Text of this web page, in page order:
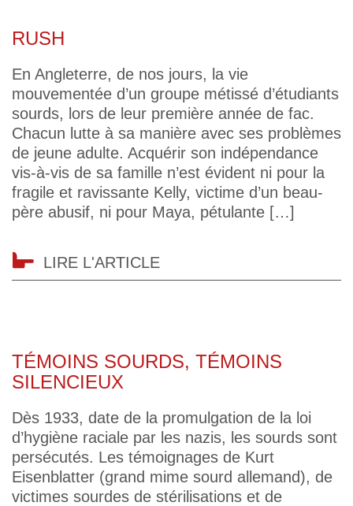
RUSH
En Angleterre, de nos jours, la vie
mouvementée d’un groupe métissé d’étudiants
sourds, lors de leur première année de fac.
Chacun lutte à sa manière avec ses problèmes
de jeune adulte. Acquérir son indépendance
vis-à-vis de sa famille n’est évident ni pour la
fragile et ravissante Kelly, victime d’un beau-
père abusif, ni pour Maya, pétulante […]
LIRE L'ARTICLE
TÉMOINS SOURDS, TÉMOINS
SILENCIEUX
Dès 1933, date de la promulgation de la loi
d’hygiène raciale par les nazis, les sourds sont
persécutés. Les témoignages de Kurt
Eisenblatter (grand mime sourd allemand), de
victimes sourdes de stérilisations et de